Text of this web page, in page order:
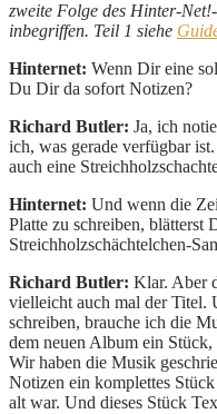
zweite Folge des Hinter-
inbegriffen. Teil 1 siehe
Hinternet: Wenn Dir eine
Du Dir da sofort Notizen?
Richard Butler: Ja, ich
ich, was gerade verfügbar
auch eine
Hinternet: Und wenn die
Platte zu schreiben, blätterst
Streichholzschächtelchen-
Richard Butler: Klar. Aber
vielleicht auch mal der Titel.
schreiben, brauche ich die
dem neuen Album ein Stück,
Wir haben die Musik
Notizen ein komplettes
alt war. Und dieses Stück